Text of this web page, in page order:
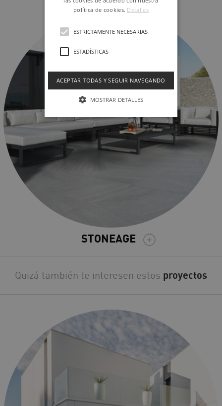
MIXIT
STONEAGE
Quizá también te interesen estos proyectos
política de cookies. Detalles
ESTRICTAMENTE NECESARIAS
ESTADÍSTICAS
ACEPTAR TODAS Y SEGUIR NAVEGANDO
MOSTRAR DETALLES